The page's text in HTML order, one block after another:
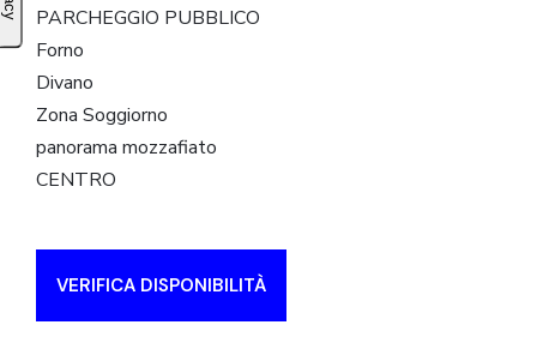
PARCHEGGIO PUBBLICO
Forno
Divano
Zona Soggiorno
panorama mozzafiato
CENTRO
VERIFICA DISPONIBILITÀ